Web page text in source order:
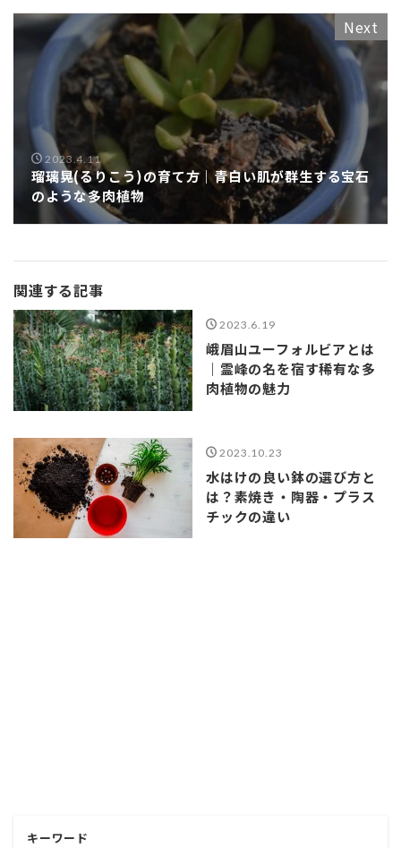
Next
2023.4.11
瑠璃晃(るりこう)の育て方｜青白い肌が群生する宝石
のような多肉植物
関連する記事
2023.6.19
峨眉山ユーフォルビアとは
｜霊峰の名を宿す稀有な多
肉植物の魅力
2023.10.23
水はけの良い鉢の選び方と
は？素焼き・陶器・プラス
チックの違い
キーワード